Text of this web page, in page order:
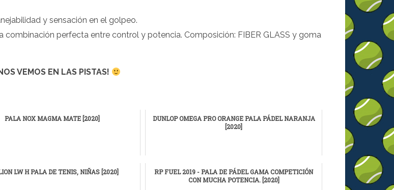
y sensación en el golpeo.
perfecta entre control y potencia. Composición: FIBER GLASS y goma
VEMOS EN LAS PISTAS!
PALA NOX MAGMA MATE [2020]
DUNLOP OMEGA PRO ORANGE PALA PÁDEL NARANJA
[2020]
LW H PALA DE TENIS, NIÑAS [2020]
RP FUEL 2019 - PALA DE PÁDEL GAMA COMPETICIÓN
CON MUCHA POTENCIA. [2020]